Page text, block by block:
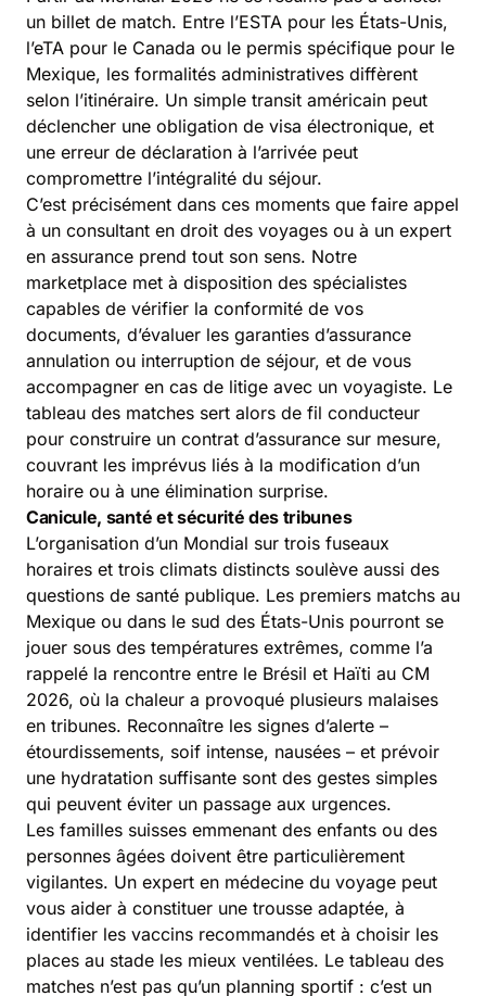
un billet de match. Entre l’ESTA pour les États-Unis,
l’eTA pour le Canada ou le permis spécifique pour le
Mexique, les formalités administratives diffèrent
selon l’itinéraire. Un simple transit américain peut
déclencher une obligation de visa électronique, et
une erreur de déclaration à l’arrivée peut
compromettre l’intégralité du séjour.
C’est précisément dans ces moments que faire appel
à un consultant en droit des voyages ou à un expert
en assurance prend tout son sens. Notre
marketplace met à disposition des spécialistes
capables de vérifier la conformité de vos
documents, d’évaluer les garanties d’assurance
annulation ou interruption de séjour, et de vous
accompagner en cas de litige avec un voyagiste. Le
tableau des matches sert alors de fil conducteur
pour construire un contrat d’assurance sur mesure,
couvrant les imprévus liés à la modification d’un
horaire ou à une élimination surprise.
Canicule, santé et sécurité des tribunes
L’organisation d’un Mondial sur trois fuseaux
horaires et trois climats distincts soulève aussi des
questions de santé publique. Les premiers matchs au
Mexique ou dans le sud des États-Unis pourront se
jouer sous des températures extrêmes, comme l’a
rappelé la rencontre entre le Brésil et Haïti au CM
2026, où la chaleur a provoqué plusieurs malaises
en tribunes. Reconnaître les signes d’alerte –
étourdissements, soif intense, nausées – et prévoir
une hydratation suffisante sont des gestes simples
qui peuvent éviter un passage aux urgences.
Les familles suisses emmenant des enfants ou des
personnes âgées doivent être particulièrement
vigilantes. Un expert en médecine du voyage peut
vous aider à constituer une trousse adaptée, à
identifier les vaccins recommandés et à choisir les
places au stade les mieux ventilées. Le tableau des
matches n’est pas qu’un planning sportif : c’est un